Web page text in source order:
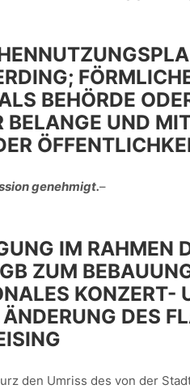
BEHÖRDE
BELANGE UND
genehmigt.–
IM RAHMEN
ZUM
KONZERT-
DES
den Umriss des von der